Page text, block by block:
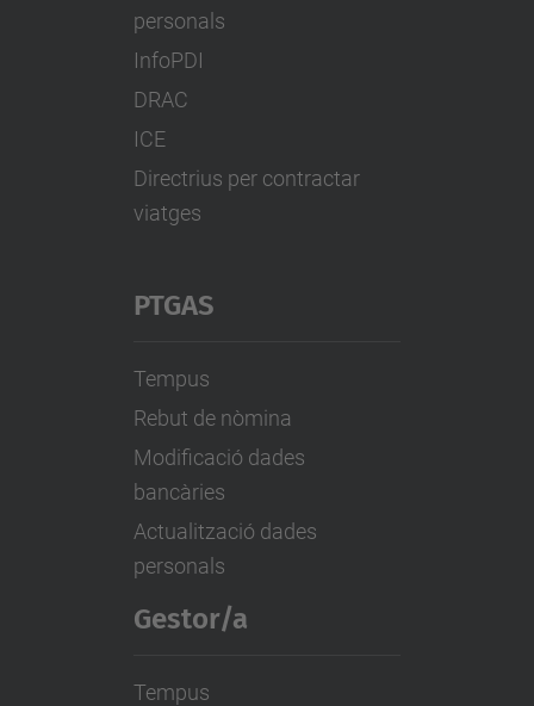
personals
InfoPDI
DRAC
ICE
Directrius per contractar
viatges
PTGAS
Tempus
Rebut de nòmina
Modificació dades
bancàries
Actualització dades
personals
Gestor/a
Tempus